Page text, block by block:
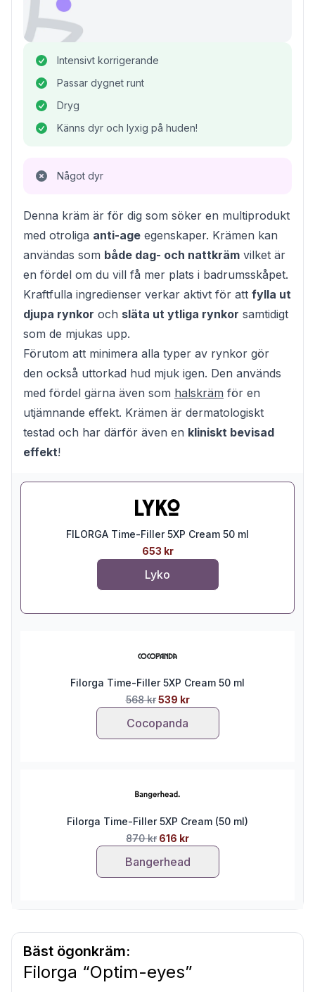
Intensivt korrigerande
Passar dygnet runt
Dryg
Känns dyr och lyxig på huden!
Något dyr
Denna kräm är för dig som söker en multiprodukt
med otroliga anti-age egenskaper. Krämen kan
användas som både dag- och nattkräm vilket är
en fördel om du vill få mer plats i badrumsskåpet.
Kraftfulla ingredienser verkar aktivt för att fylla ut
djupa rynkor och släta ut ytliga rynkor samtidigt
som de mjukas upp.
Förutom att minimera alla typer av rynkor gör
den också uttorkad hud mjuk igen. Den används
med fördel gärna även som halskräm för en
utjämnande effekt. Krämen är dermatologiskt
testad och har därför även en kliniskt bevisad
effekt!
FILORGA Time-Filler 5XP Cream 50 ml
653 kr
Lyko
Filorga Time-Filler 5XP Cream 50 ml
568 kr 539 kr
Cocopanda
Filorga Time-Filler 5XP Cream (50 ml)
870 kr 616 kr
Bangerhead
Bäst ögonkräm:
Filorga “Optim-eyes”